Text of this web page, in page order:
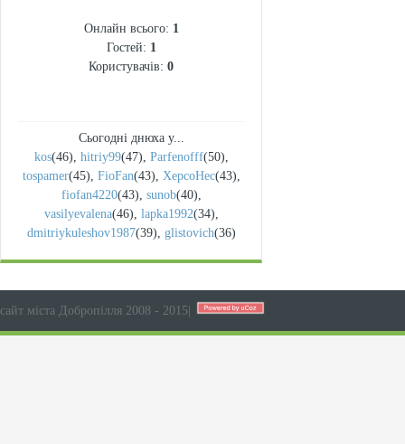
Онлайн всього: 1
Гостей: 1
Користувачів: 0
Сьогодні днюха у...
kos(46), hitriy99(47), Parfenofff(50),
tospamer(45), FioFan(43), XepcoHec(43),
fiofan4220(43), sunob(40),
vasilyevalena(46), lapka1992(34),
dmitriykuleshov1987(39), glistovich(36)
сайт міста Добропілля 2008 - 2015